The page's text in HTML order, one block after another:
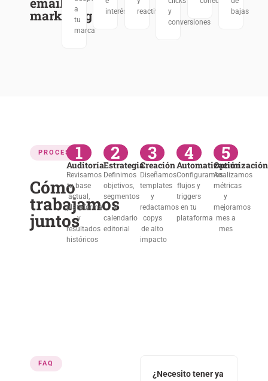
marketing
a
tu
marca
interés
reactivación
y
conversiones
bajas
PROCESO
Cómo
trabajamos
juntos
1
Auditoría
Revisamos
tu base
actual,
plataforma
y
resultados
históricos
2
Estrategia
Definimos
objetivos,
segmentos
y
calendario
editorial
3
Creación
Diseñamos
templates
y
redactamos
copys
de alto
impacto
4
Automatización
Configuramos
flujos y
triggers
en tu
plataforma
5
Optimización
Analizamos
métricas
y
mejoramos
mes a
mes
FAQ
¿Necesito tener ya